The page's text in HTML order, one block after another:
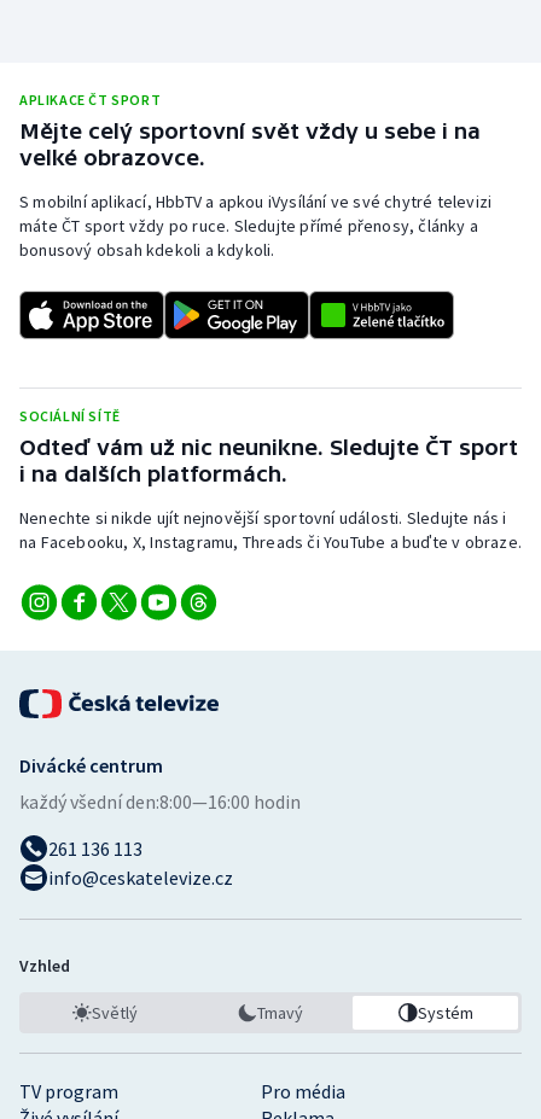
APLIKACE ČT SPORT
Mějte celý sportovní svět vždy u sebe i na
velké obrazovce.
S mobilní aplikací, HbbTV a apkou iVysílání ve své chytré televizi
máte ČT sport vždy po ruce. Sledujte přímé přenosy, články a
bonusový obsah kdekoli a kdykoli.
SOCIÁLNÍ SÍTĚ
Odteď vám už nic neunikne. Sledujte ČT sport
i na dalších platformách.
Nenechte si nikde ujít nejnovější sportovní události. Sledujte nás i
na Facebooku, X, Instagramu, Threads či YouTube a buďte v obraze.
TV program
Pro média
Divácké centrum
každý všední den:8:00—16:00 hodin
261 136 113
info@ceskatelevize.cz
Vzhled
Světlý Tmavý Systém